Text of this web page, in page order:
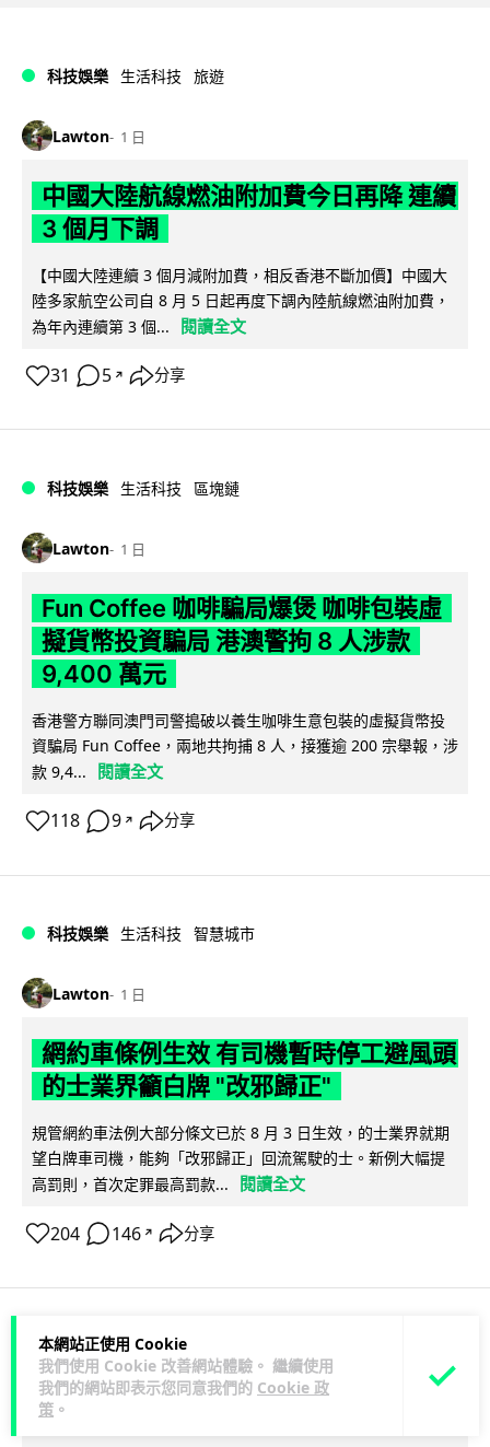
本網站正使用 Cookie
我們使用 Cookie 改善網站體驗。 繼續使用
我們的網站即表示您同意我們的 Cookie 政
策 。
科技娛樂 生活科技 旅遊
Lawton 1 日
中國大陸航線燃油附加費今日再降 連續
3 個月下調
【中國大陸連續 3 個月減附加費，相反香港不斷加價】中國大
陸多家航空公司自 8 月 5 日起再度下調內陸航線燃油附加費，
為年內連續第 3 個...
閱讀全文
31 5 ↗ 分享
科技娛樂 生活科技 區塊鏈
Lawton 1 日
Fun Coffee 咖啡騙局爆煲 咖啡包裝虛
擬貨幣投資騙局 港澳警拘 8 人涉款
9,400 萬元
香港警方聯同澳門司警搗破以養生咖啡生意包裝的虛擬貨幣投
資騙局 Fun Coffee，兩地共拘捕 8 人，接獲逾 200 宗舉報，涉
款 9,4...
閱讀全文
118 9 ↗ 分享
科技娛樂 生活科技 智慧城市
Lawton 1 日
網約車條例生效 有司機暫時停工避風頭
的士業界籲白牌 "改邪歸正"
規管網約車法例大部分條文已於 8 月 3 日生效，的士業界就期
望白牌車司機，能夠「改邪歸正」回流駕駛的士。新例大幅提
高罰則，首次定罪最高罰款...
閱讀全文
204 146 ↗ 分享
人工智能
Lawton